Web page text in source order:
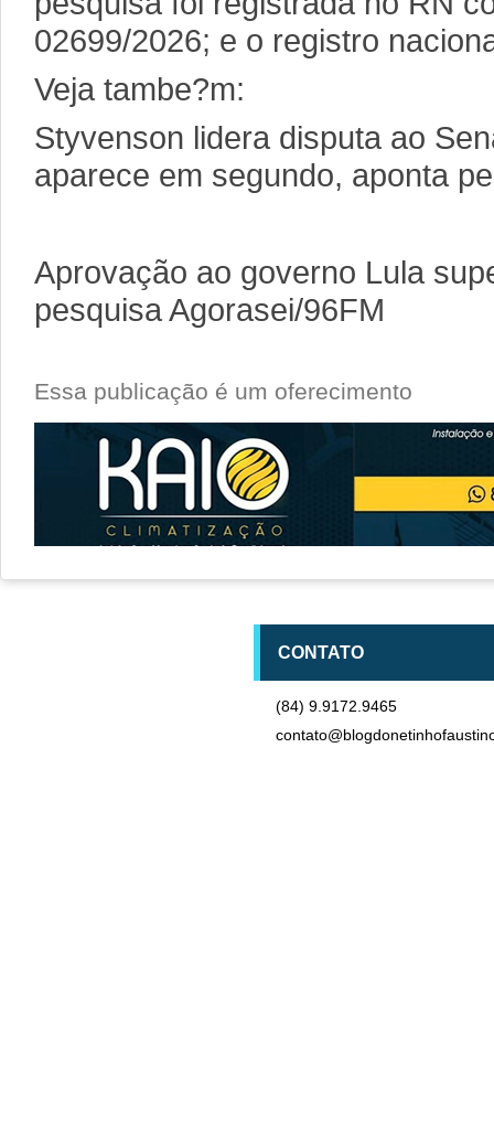
02699/2026; e o registro
Veja tambe?m:
Styvenson lidera disputa ao
aparece em segundo, aponta
Aprovação ao governo Lula
pesquisa Agorasei/96FM
Essa publicação é um oferecimento
CONTATO
(84) 9.9172.9465